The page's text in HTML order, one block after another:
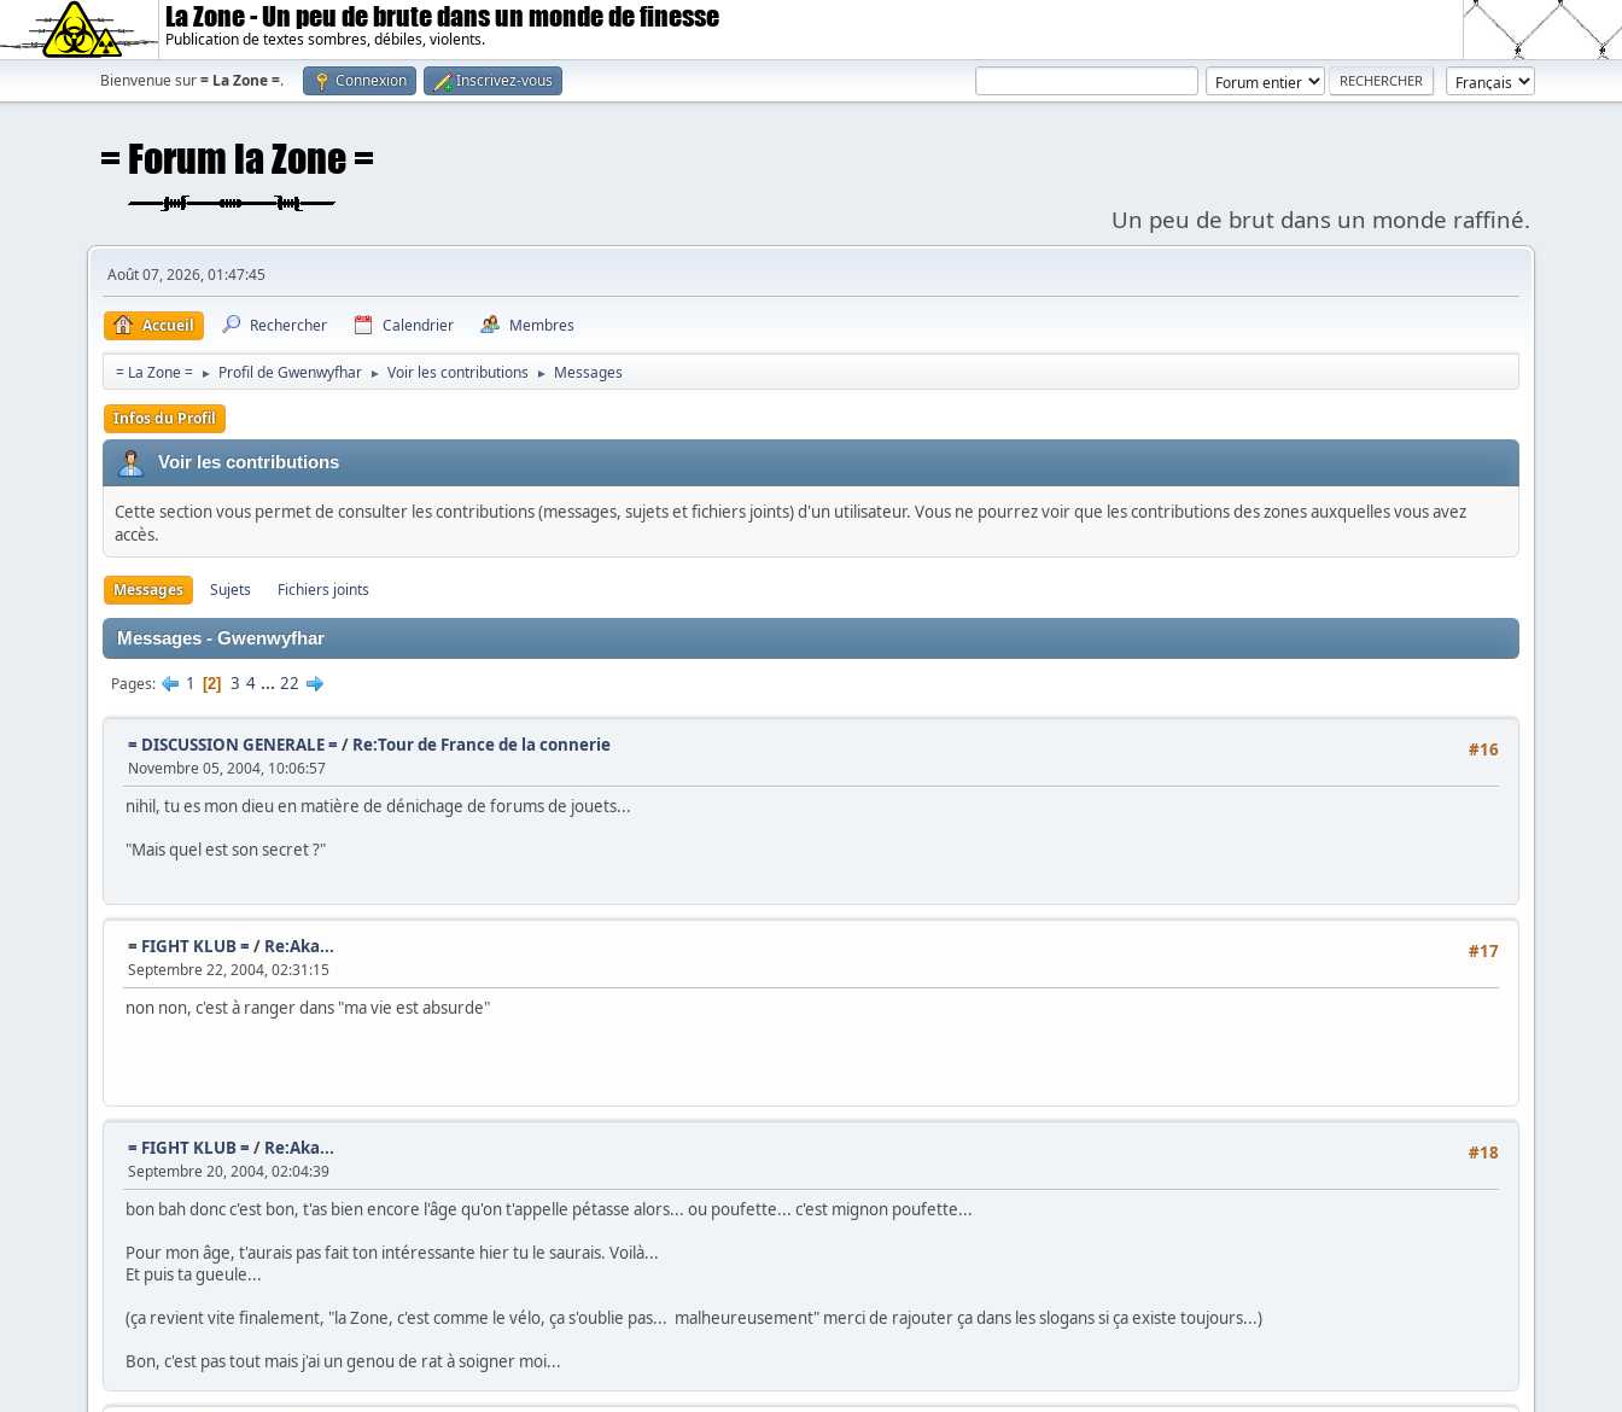
La Zone - Un peu de brute dans un monde de finesse
Publication de textes sombres, débiles, violents.
Bienvenue sur= La Zone =. Connexion Inscrivez-vous
Un peu de brut dans un monde raffiné.
Août 07, 2026, 01:47:45
Accueil Rechercher Calendrier Membres
= La Zone = ► Profil de Gwenwyfhar ► Voir les contributions ► Messages
Infos du Profil
Voir les contributions
Cette section vous permet de consulter les contributions (messages, sujets et fichiers joints) d'un utilisateur. Vous ne pourrez voir que les contributions des zones auxquelles vous avez
accès.
Messages Sujets Fichiers joints
Messages - Gwenwyfhar
Pages 1 2 3 4 ... 22
#16
= DISCUSSION GENERALE = / Re:Tour de France de la connerie
Novembre 05, 2004, 10:06:57
nihil, tu es mon dieu en matière de dénichage de forums de jouets...
"Mais quel est son secret ?"
#17
= FIGHT KLUB = / Re:Aka...
Septembre 22, 2004, 02:31:15
non non, c'est à ranger dans "ma vie est absurde"
#18
= FIGHT KLUB = / Re:Aka...
Septembre 20, 2004, 02:04:39
bon bah donc c'est bon, t'as bien encore l'âge qu'on t'appelle pétasse alors... ou poufette... c'est mignon poufette...
Pour mon âge, t'aurais pas fait ton intéressante hier tu le saurais. Voilà...
Et puis ta gueule...
(ça revient vite finalement, "la Zone, c'est comme le vélo, ça s'oublie pas... malheureusement" merci de rajouter ça dans les slogans si ça existe toujours...)
Bon, c'est pas tout mais j'ai un genou de rat à soigner moi...